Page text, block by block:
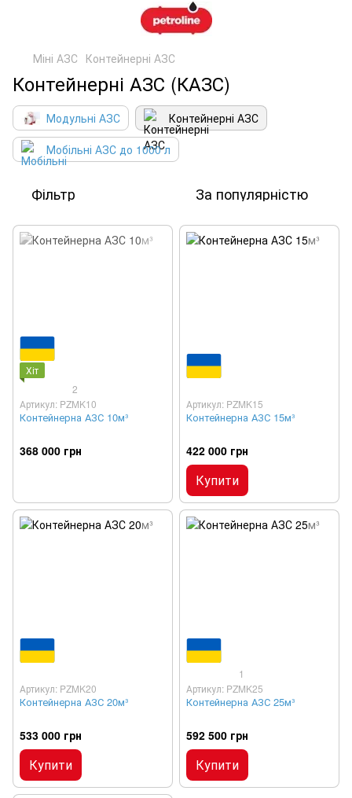
Міні АЗС Контейнерні АЗС
Контейнерні АЗС (КАЗС)
Модульні АЗС
Контейнерні АЗС
Мобільні АЗС до 1000 л
Фільтр За популярністю
Хіт
2
Артикул: PZMK10
Контейнерна АЗС 10м³
368 000 грн
Артикул: PZMK15
Контейнерна АЗС 15м³
422 000 грн
Купити
Артикул: PZMK20
Контейнерна АЗС 20м³
533 000 грн
Купити
1
Артикул: PZMK25
Контейнерна АЗС 25м³
592 500 грн
Купити